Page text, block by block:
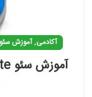
آکادمی,آموزش سئو
آموزش سئو Bounce Rate چیست؟ دفع کاربر